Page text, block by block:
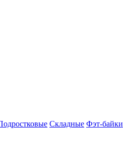
Складные Фэт-байки